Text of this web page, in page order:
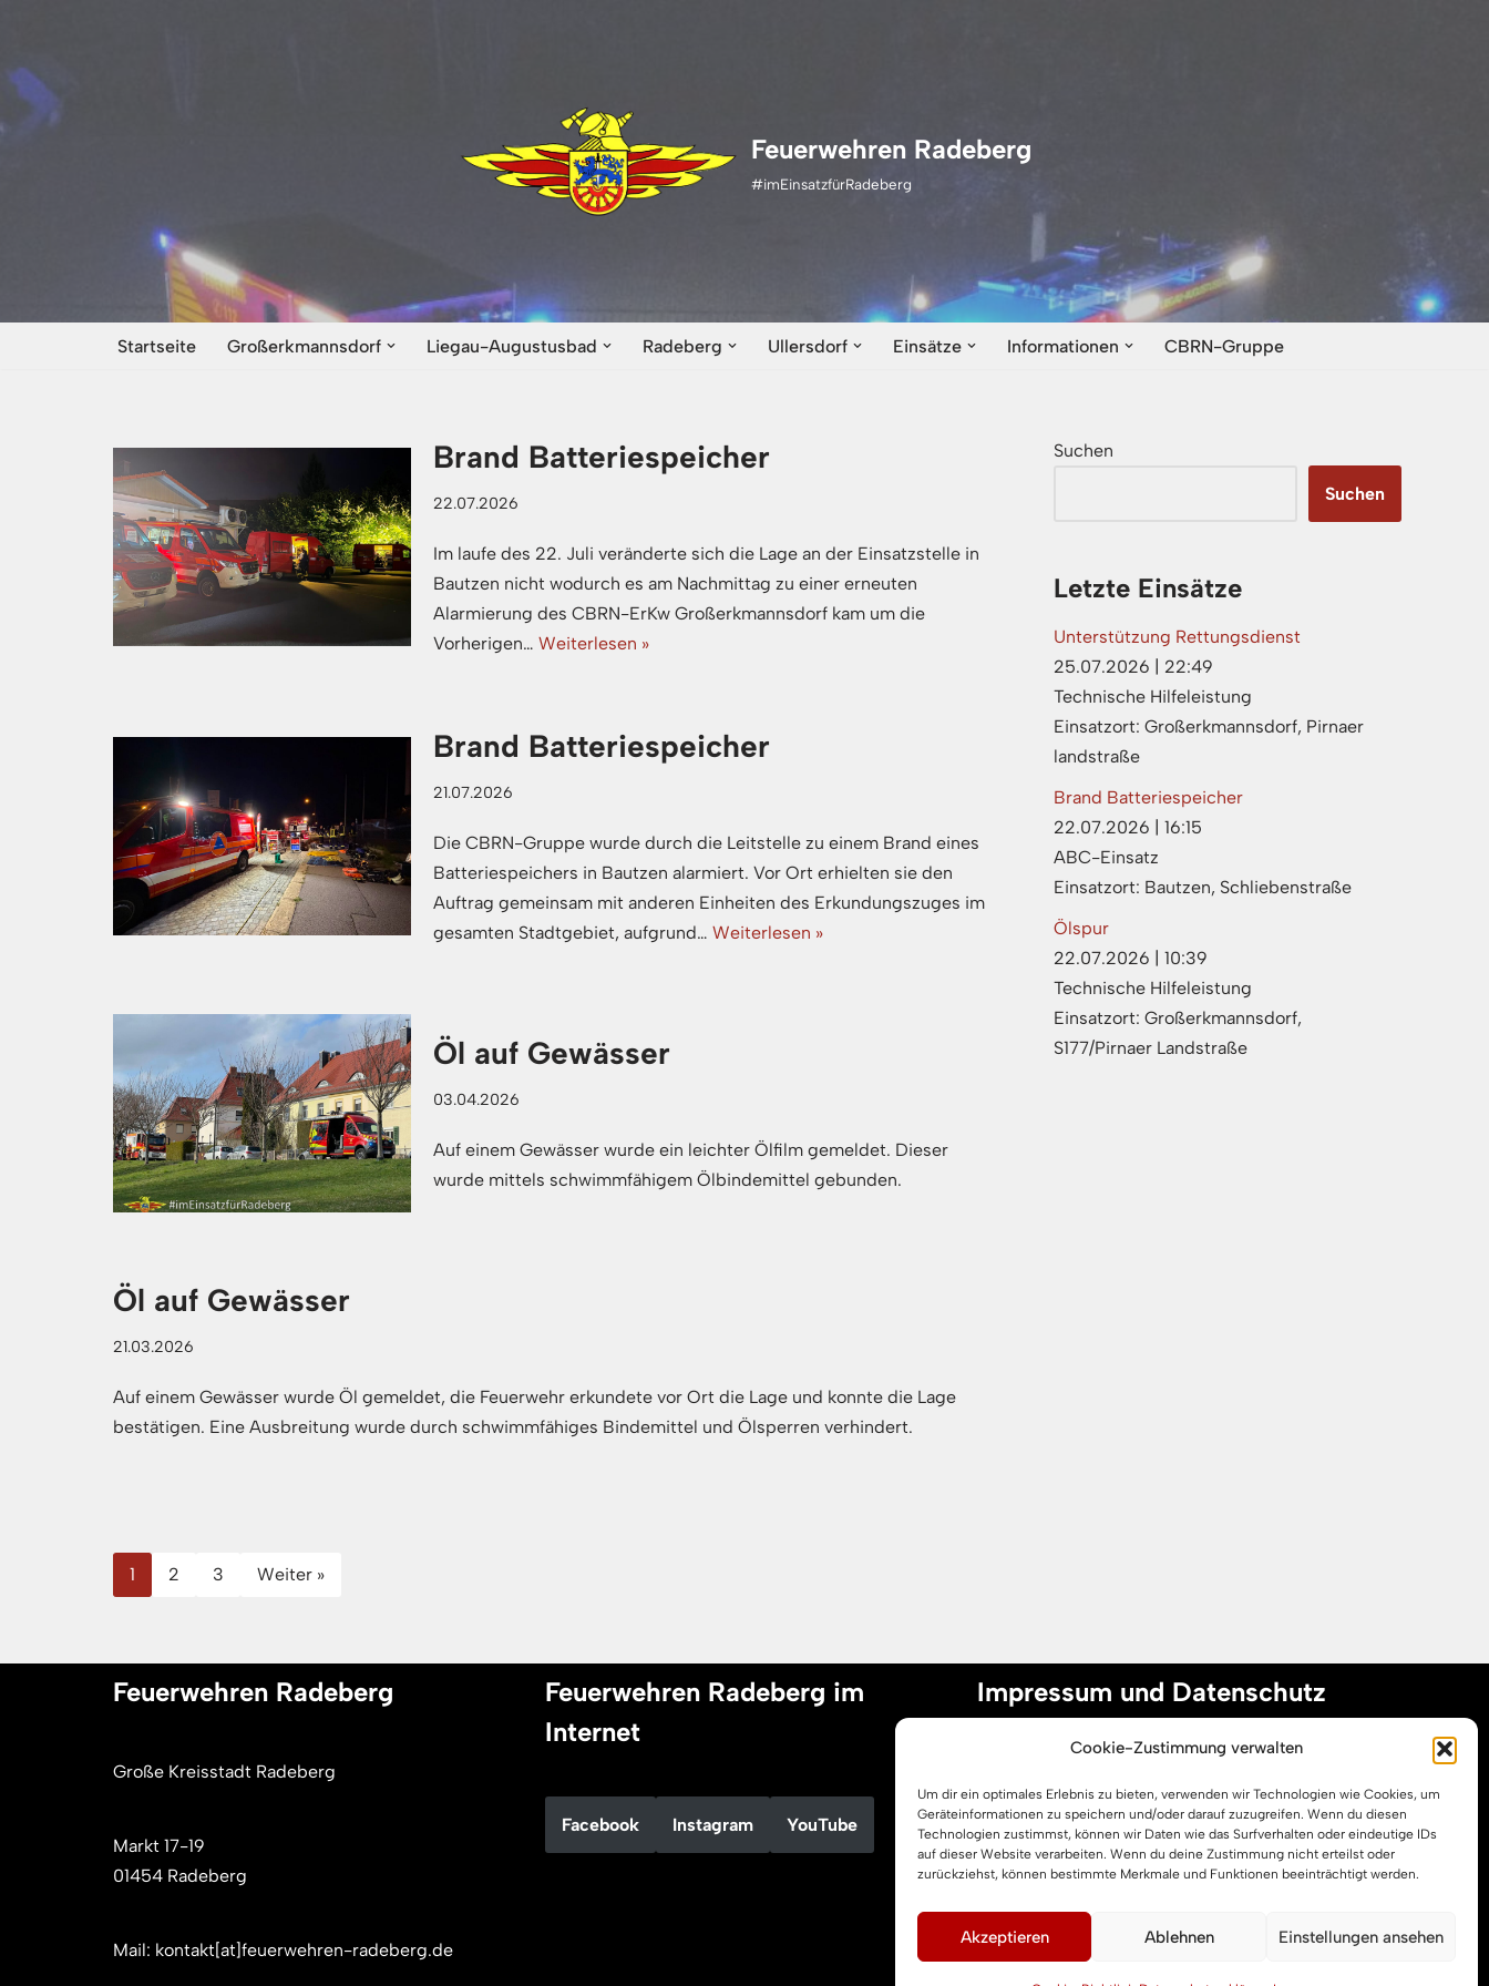
Cookie-Zustimmung verwalten
Um dir ein optimales Erlebnis zu bieten, verwenden wir Technologien wie Cookies, um
Geräteinformationen zu speichern und/oder darauf zuzugreifen. Wenn du diesen
Technologien zustimmst, können wir Daten wie das Surfverhalten oder eindeutige IDs
auf dieser Website verarbeiten. Wenn du deine Zustimmung nicht erteilst oder
zurückziehst, können bestimmte Merkmale und Funktionen beeinträchtigt werden.
Akzeptieren Ablehnen Einstellungen ansehen
Inhalt
springen
Feuerwehren Radeberg
#imEinsatzfürRadeberg
Startseite Großerkmannsdorf Liegau-Augustusbad Radeberg Ullersdorf Einsätze Informationen CBRN-Gruppe
Brand Batteriespeicher
22.07.2026
Im laufe des 22. Juli veränderte sich die Lage an der Einsatzstelle in
Bautzen nicht wodurch es am Nachmittag zu einer erneuten
Alarmierung des CBRN-ErKw Großerkmannsdorf kam um die
Vorherigen…Weiterlesen »
Brand Batteriespeicher
21.07.2026
Die CBRN-Gruppe wurde durch die Leitstelle zu einem Brand eines
Batteriespeichers in Bautzen alarmiert. Vor Ort erhielten sie den
Auftrag gemeinsam mit anderen Einheiten des Erkundungszuges im
gesamten Stadtgebiet, aufgrund…Weiterlesen »
Öl auf Gewässer
03.04.2026
Auf einem Gewässer wurde ein leichter Ölfilm gemeldet. Dieser
wurde mittels schwimmfähigem Ölbindemittel gebunden.
Öl auf Gewässer
21.03.2026
Auf einem Gewässer wurde Öl gemeldet, die Feuerwehr erkundete vor Ort die Lage und konnte die Lage
bestätigen. Eine Ausbreitung wurde durch schwimmfähiges Bindemittel und Ölsperren verhindert.
1 2 3 Weiter »
Suchen
Suchen
Letzte Einsätze
Unterstützung Rettungsdienst
25.07.2026 | 22:49
Technische Hilfeleistung
Einsatzort: Großerkmannsdorf, Pirnaer
landstraße
Brand Batteriespeicher
22.07.2026 | 16:15
ABC-Einsatz
Einsatzort: Bautzen, Schliebenstraße
Ölspur
22.07.2026 | 10:39
Technische Hilfeleistung
Einsatzort: Großerkmannsdorf,
S177/Pirnaer Landstraße
Feuerwehren Radeberg
Große Kreisstadt Radeberg
Markt 17-19
01454 Radeberg
Mail: kontakt[at]feuerwehren-radeberg.de
Feuerwehren Radeberg im
Internet
Facebook Instagram YouTube
Impressum und Datenschutz
Datenschutzerklärung
Cookie-Richtlinie (EU)